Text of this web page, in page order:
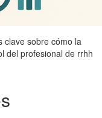
clave sobre cómo la
del profesional de rrhh